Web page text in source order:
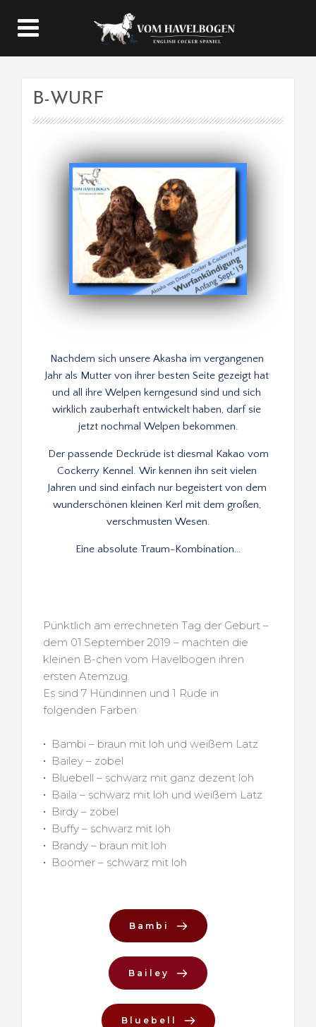
B-WURF
Nachdem sich unsere Akasha im vergangenen
Jahr als Mutter von ihrer besten Seite gezeigt hat
und all ihre Welpen kerngesund sind und sich
wirklich zauberhaft entwickelt haben, darf sie
jetzt nochmal Welpen bekommen.
Cockerry Kennel. Wir kennen ihn seit vielen
Jahren und sind einfach nur begeistert von dem
wunderschönen kleinen Kerl mit dem großen,
verschmusten Wesen.
Eine absolute Traum-Kombination…
Pünktlich am errechneten Tag der Geburt –
dem 01.September 2019 – machten die
kleinen B-chen vom Havelbogen ihren
ersten Atemzug.
Es sind 7 Hündinnen und 1 Rüde in
folgenden Farben:
Bambi – braun mit loh und weißem Latz
Bailey – zobel
Bluebell – schwarz mit ganz dezent loh
Baila – schwarz mit loh und weißem Latz
Birdy – zobel
Buffy – schwarz mit loh
Brandy – braun mit loh
Boomer – schwarz mit loh
Bambi
Bailey
Bluebell